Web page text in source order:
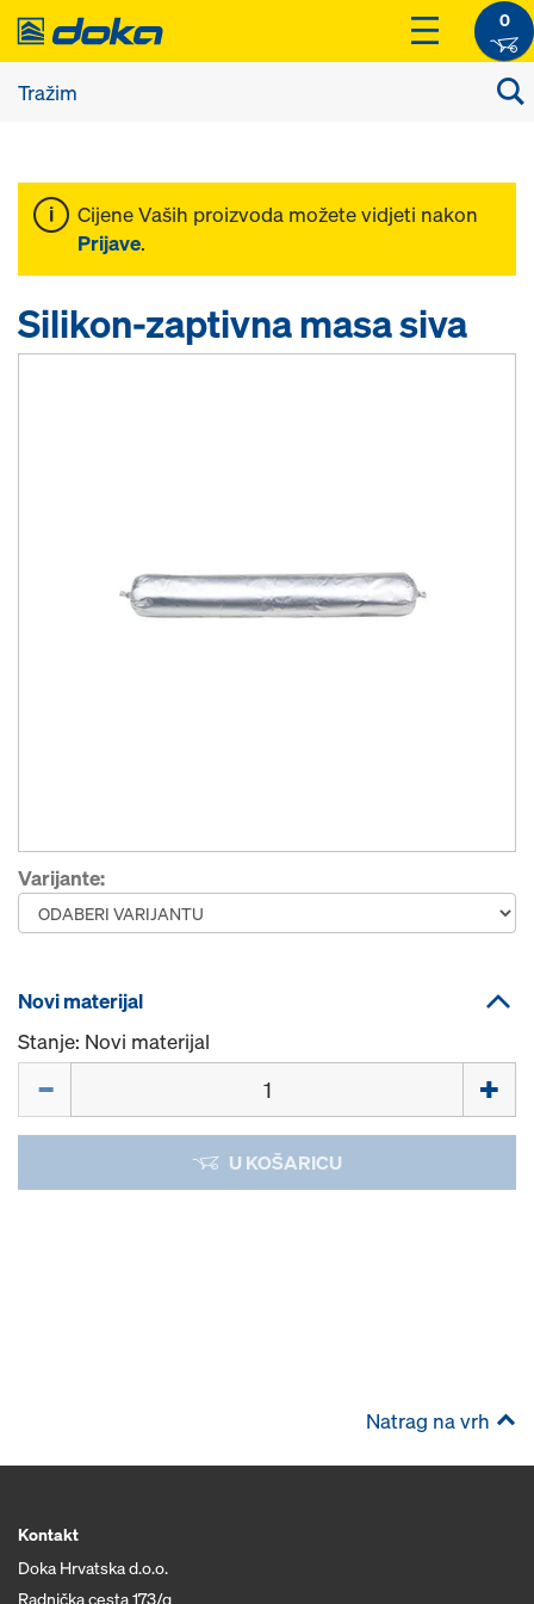
0
Cijene Vaših proizvoda možete vidjeti nakon
Prijave.
Silikon-zaptivna masa siva
Varijante:
Novi materijal
Stanje: Novi materijal
U KOŠARICU
Natrag na vrh
Kontakt
Doka Hrvatska d.o.o.
Radnička cesta 173/g